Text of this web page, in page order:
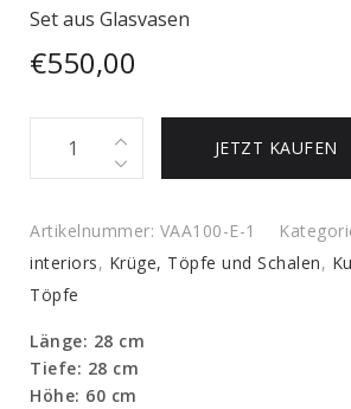
Set aus Glasvasen
€550,00
quantity
JETZT KAUFEN
Artikelnummer: VAA100-E-1
interiors, Krüge, Töpfe und Schalen,
Töpfe
Länge: 28 cm
Tiefe: 28 cm
Höhe: 60 cm